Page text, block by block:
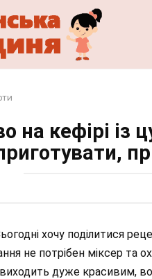
на кефірі із
хочу поділитися
не потрібен міксер та
виходить дуже красивим,